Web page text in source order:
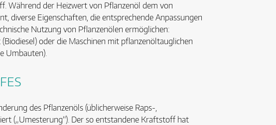
Während der Heizwert von Pflanzenöl dem von
diverse Eigenschaften, die entsprechende Anpassungen
Nutzung von Pflanzenölen ermöglichen:
oder die Maschinen mit pflanzenöltauglichen
Umbauten).
des Pflanzenöls (üblicherweise Raps-,
(„Umesterung“). Der so entstandene Kraftstoff hat